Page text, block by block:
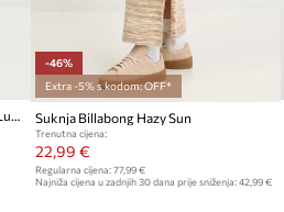
Rick Owens Lilies suknja s viskozom Luna
-46%
Extra -5% s kodom: OFF*
Suknja Billabong Hazy Sun
Trenutna cijena:
22,99 €
Regularna cijena: 77,99 €
Najniža cijena u zadnjih 30 dana prije sniženja: 42,99 €